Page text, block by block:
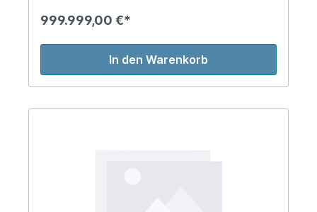
999.999,00 €*
In den Warenkorb